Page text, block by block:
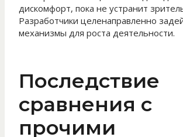
дискомфорт, пока не устранит
Разработчики целенаправленно
механизмы для роста деятельности.
Последствие
сравнения с
прочими